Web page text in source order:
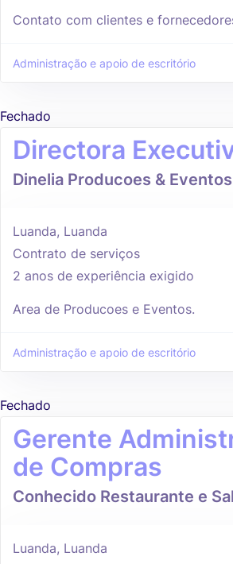
Contato com clientes e
Administração e apoio de escritório
Fechado
Directora
Dinelia Producoes & Eventos
Luanda, Luanda
Contrato de serviços
2 anos de experiência exigido
Area de Producoes e Eventos.
Administração e apoio de escritório
Fechado
Gerente
de Compras
Conhecido Restaurante e
Luanda, Luanda